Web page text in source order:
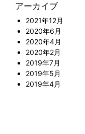
アーカイブ
2021年12月
2020年6月
2020年4月
2020年2月
2019年7月
2019年5月
2019年4月